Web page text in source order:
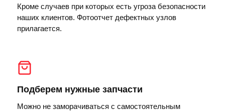
Кроме случаев при которых есть угроза безопасности
наших клиентов. Фотоотчет дефектных узлов
прилагается.
Подберем нужные запчасти
Можно не заморачиваться с самостоятельным